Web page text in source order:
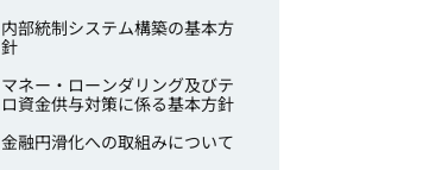
内部統制システム構築の基本方
針
マネー・ローンダリング及びテ
ロ資金供与対策に係る基本方針
金融円滑化への取組みについて